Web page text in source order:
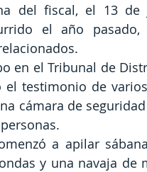
del fiscal, el 13 de
el año pasado,
en el Tribunal de
el testimonio de
cámara de
a apilar
y una navaja de